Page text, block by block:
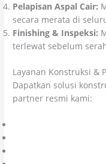
Pelapisan Aspal Cair:
secara merata di
Finishing & Inspeksi:
terlewat sebelum
Layanan Konstruksi &
Dapatkan solusi
partner resmi kami: